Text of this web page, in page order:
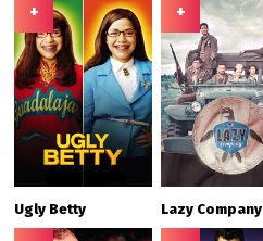
+
Ugly Betty
+
Lazy Company